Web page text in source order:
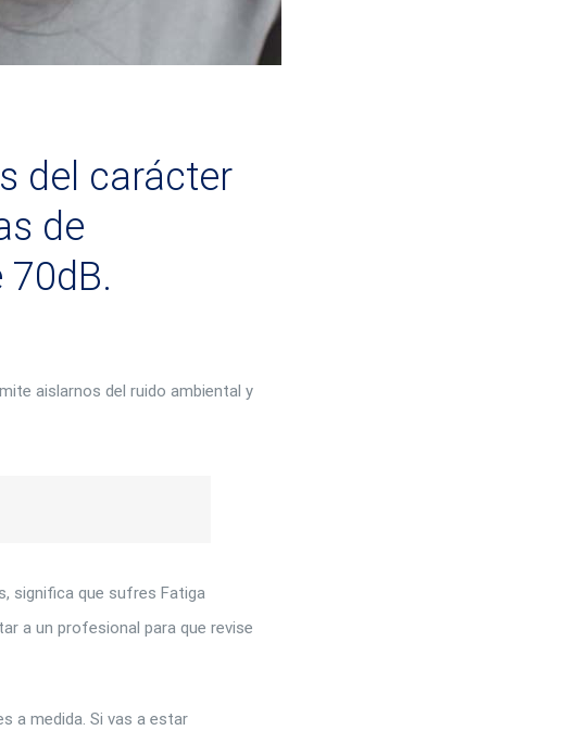
del carácter
de
aislarnos del ruido ambiental y
significa que sufres Fatiga
a un profesional para que revise
a medida. Si vas a estar